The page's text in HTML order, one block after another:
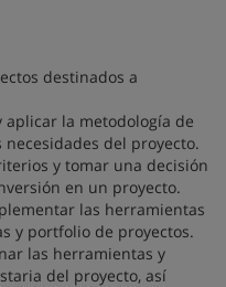
destinados a
aplicar la metodología de
del proyecto.
y tomar una decisión
en un proyecto.
las herramientas
y portfolio de proyectos.
las herramientas y
del proyecto, así